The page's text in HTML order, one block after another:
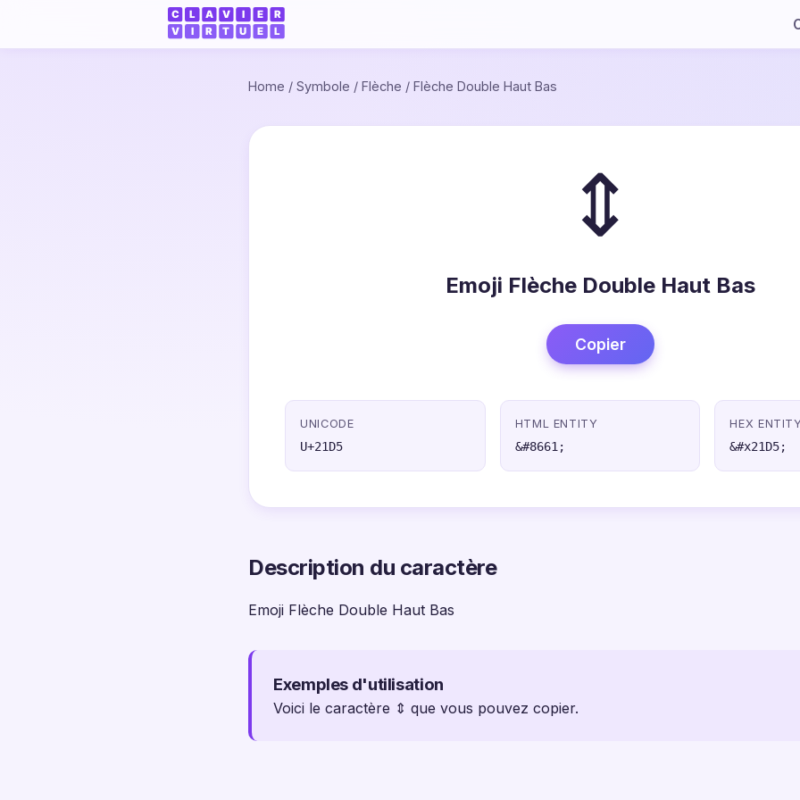
Home / Symbole / Flèche / Flèche Double Haut Bas
⇕
Emoji Flèche Double Haut Bas
Copier
UNICODE
U+21D5
HTML ENTITY
&#8661;
HEX
&#x21D5;
Description du caractère
Emoji Flèche Double Haut Bas
Exemples d'utilisation
Voici le caractère ⇕ que vous pouvez copier.